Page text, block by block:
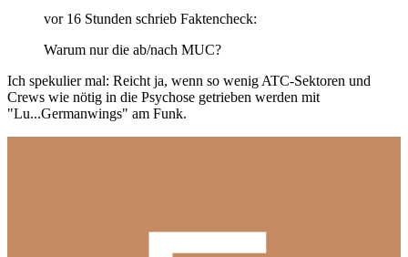
vor 16 Stunden schrieb Faktencheck:
Warum nur die ab/nach MUC?
Ich spekulier mal: Reicht ja, wenn so wenig ATC-Sektoren und
Crews wie nötig in die Psychose getrieben werden mit
"Lu...Germanwings" am Funk.